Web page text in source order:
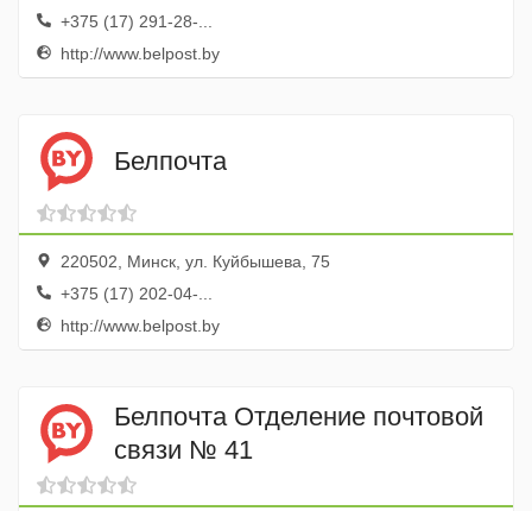
+375 (17) 291-28-...
http://www.belpost.by
Белпочта
220502, Минск, ул. Куйбышева, 75
+375 (17) 202-04-...
http://www.belpost.by
Белпочта Отделение почтовой
связи № 41